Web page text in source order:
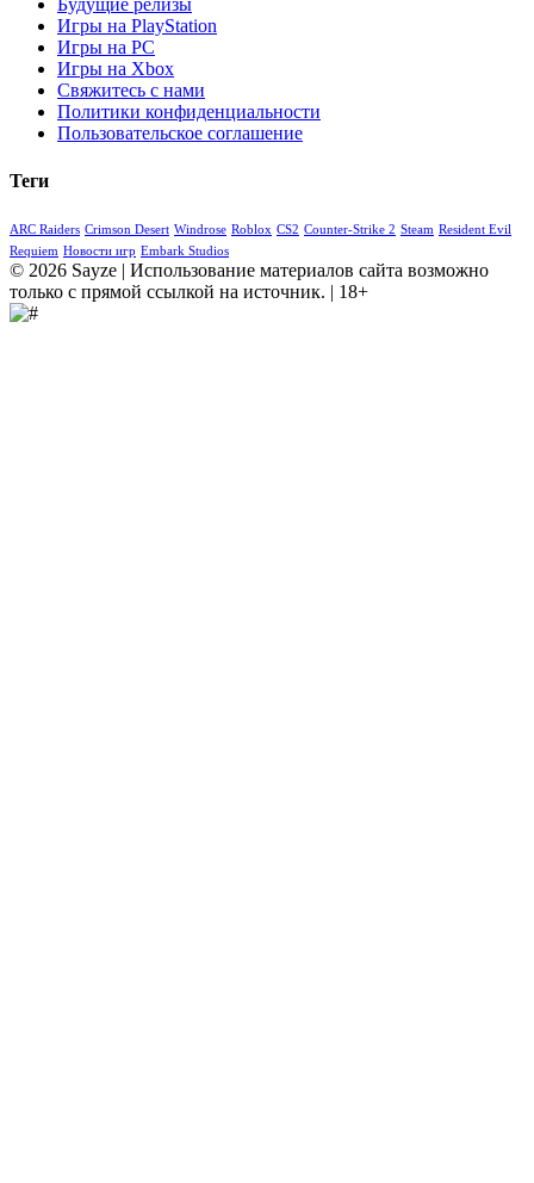
Будущие релизы
Игры на PlayStation
Игры на PC
Игры на Xbox
Свяжитесь с нами
Политики конфиденциальности
Пользовательское соглашение
Теги
ARC Raiders Crimson Desert Windrose Roblox CS2 Counter-Strike 2 Steam Resident Evil
Requiem Новости игр Embark Studios
© 2026 Sayze | Использование материалов сайта возможно
только с прямой ссылкой на источник. | 18+